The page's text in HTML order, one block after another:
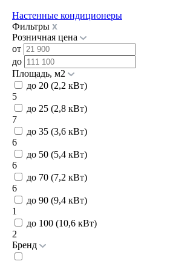
Настенные кондиционеры
Фильтры
Розничная цена
от
до
Площадь, м2
до 20 (2,2 кВт)
5
до 25 (2,8 кВт)
7
до 35 (3,6 кВт)
6
до 50 (5,4 кВт)
6
до 70 (7,2 кВт)
6
до 90 (9,4 кВт)
1
до 100 (10,6 кВт)
2
Бренд